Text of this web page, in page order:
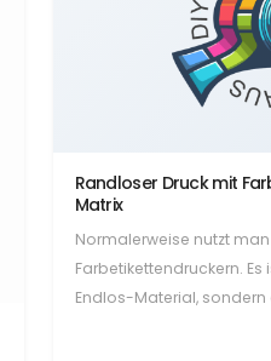
Randloser Druck mit
Matrix
Normalerweise nutzt
Farbetikettendruckern.
Endlos-Material, sondern